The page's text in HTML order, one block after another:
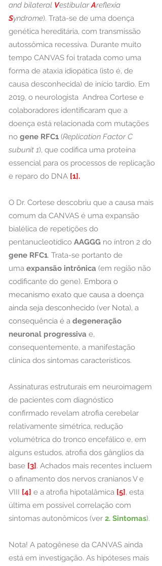
and bilateral VestibularAreflexia
Syndrome). Trata-se de uma doença
genética hereditária, com transmissão
autossômica recessiva. Durante muito
tempo CANVAS foi tratada como uma
forma de ataxia idiopática (isto é, de
causa desconhecida) de início tardio. Em
2019, o neurologista Andrea Cortese e
colaboradores identificaram que a
doença está relacionada com mutações
no gene RFC1 (Replication Factor C
subunit 1), que codifica uma proteína
essencial para os processos de replicação
e reparo do DNA [1].
O Dr. Cortese descobriu que a causa mais
comum da CANVAS é uma expansão
bialélica de repetições do
pentanucleotídico AAGGG no íntron 2 do
gene RFC1. Trata-se portanto de
uma expansão intrônica (em região não
codificante do gene). Embora o
mecanismo exato que causa a doença
ainda seja desconhecido (ver Nota), a
consequência é a degeneração
neuronal progressiva e,
consequentemente, a manifestação
clínica dos sintomas característicos.
Assinaturas estruturais em neuroimagem
de pacientes com diagnóstico
confirmado revelam atrofia cerebelar
relativamente simétrica, redução
volumétrica do tronco encefálico e, em
alguns estudos, atrofia dos gânglios da
base [3]. Achados mais recentes incluem
o afinamento dos nervos cranianos V e
VIII [4] e a atrofia hipotalâmica [5], esta
última em possível correlação com
sintomas autonômicos (ver 2. Sintomas).
Nota! A patogênese da CANVAS ainda
está em investigação. As hipóteses mais